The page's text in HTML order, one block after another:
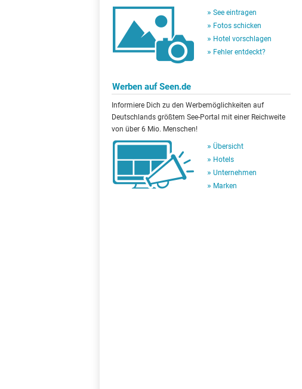
See eintragen
Fotos schicken
Hotel vorschlagen
Fehler entdeckt?
Werben auf Seen.de
Informiere Dich zu den Werbemöglichkeiten auf
Deutschlands größtem See-Portal mit einer Reichweite
von über 6 Mio. Menschen!
Übersicht
Hotels
Unternehmen
Marken